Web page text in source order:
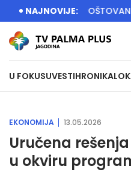
NAJNOVIJE:
IMA VELIKO POŠTOVANJE
U FOKUSUVESTIHRONIKA
EKONOMIJA 13.05.2026
Uručena
u okviru